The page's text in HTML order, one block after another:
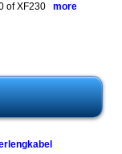
of XF230 more